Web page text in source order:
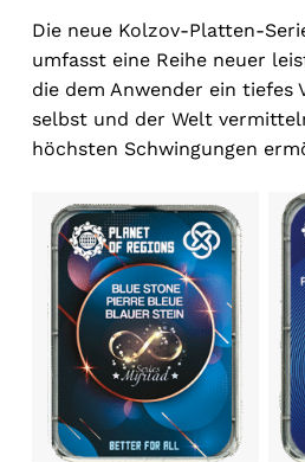
Die neue Kolzov-Platten-
umfasst eine Reihe neuer
die dem Anwender ein tiefes
selbst und der Welt
höchsten Schwingungen